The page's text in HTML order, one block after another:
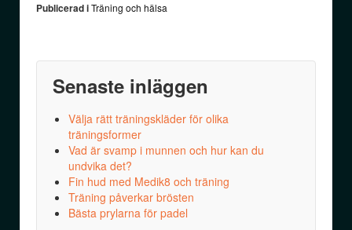
Publicerad iTräning och hälsa
Senaste inläggen
Välja rätt träningskläder för olika
träningsformer
Vad är svamp i munnen och hur kan du
undvika det?
Fin hud med Medik8 och träning
Träning påverkar brösten
Bästa prylarna för padel